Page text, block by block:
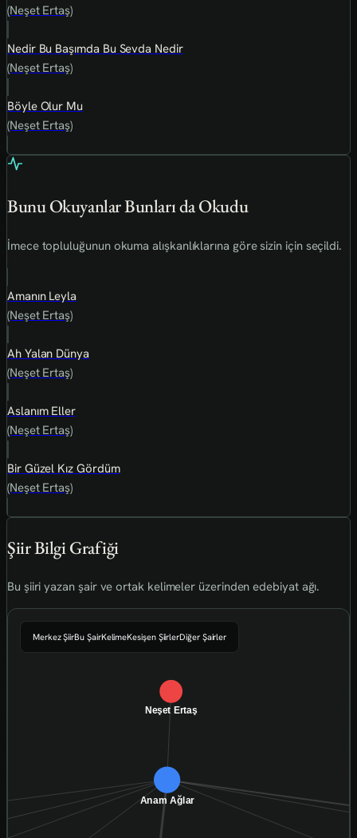
(Neşet Ertaş)
Nedir Bu Başımda Bu Sevda Nedir
(Neşet Ertaş)
Böyle Olur Mu
(Neşet Ertaş)
Bunu Okuyanlar Bunları da Okudu
İmece topluluğunun okuma alışkanlıklarına göre sizin için seçildi.
Amanın Leyla
(Neşet Ertaş)
Ah Yalan Dünya
(Neşet Ertaş)
Aslanım Eller
(Neşet Ertaş)
Bir Güzel Kız Gördüm
(Neşet Ertaş)
Şiir Bilgi Grafiği
Bu şiiri yazan şair ve ortak kelimeler üzerinden edebiyat ağı.
Merkez ŞiirBu ŞairKelimeKesişen ŞiirlerDiğer Şairler